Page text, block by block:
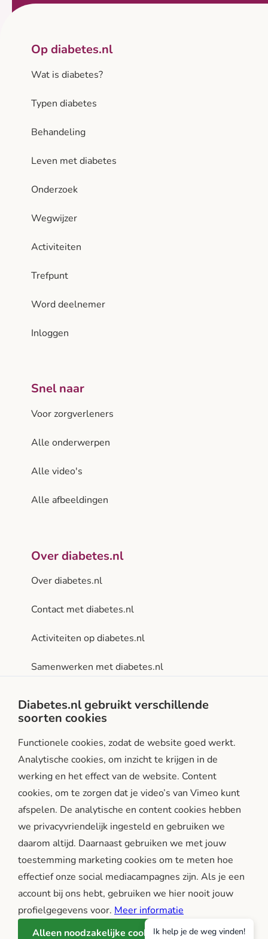
Op diabetes.nl
Wat is diabetes?
Typen diabetes
Behandeling
Leven met diabetes
Onderzoek
Wegwijzer
Activiteiten
Trefpunt
Word deelnemer
Inloggen
Snel naar
Voor zorgverleners
Alle onderwerpen
Alle video's
Alle afbeeldingen
Over diabetes.nl
Over diabetes.nl
Contact met diabetes.nl
Activiteiten op diabetes.nl
Samenwerken met diabetes.nl
diabetes.nl is een initiatief van:
Diabetes.nl gebruikt verschillende
soorten cookies
Functionele cookies, zodat de website goed werkt.
Analytische cookies, om inzicht te krijgen in de
werking en het effect van de website. Content
cookies, om te zorgen dat je video’s van Vimeo kunt
afspelen. De analytische en content cookies hebben
we privacyvriendelijk ingesteld en gebruiken we
daarom altijd. Daarnaast gebruiken we met jouw
toestemming marketing cookies om te meten hoe
effectief onze social mediacampagnes zijn. Als je een
account bij ons hebt, gebruiken we hier nooit jouw
profielgegevens voor. Meer informatie
Alleen noodzakelijke cookiesIk help je de weg vinden!